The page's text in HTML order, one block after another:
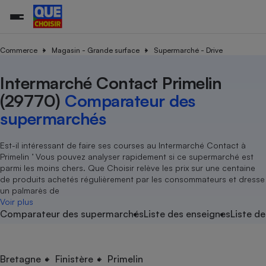
Commerce Magasin - Grande surface Supermarché - Drive
Intermarché Contact Primelin
(29770) Comparateur des
supermarchés
Est-il intéressant de faire ses courses au Intermarché Contact à
Primelin ’ Vous pouvez analyser rapidement si ce supermarché est
parmi les moins chers. Que Choisir relève les prix sur une centaine
de produits achetés régulièrement par les consommateurs et dresse
un palmarès de
Voir plus
Comparateur des supermarchésListe des enseignesListe
Bretagne Finistère Primelin
Additifs
Agriculture
Achat - Vente - Location
Magasin - Grande surface
Marketing - Fidélisation
Organismes de défense
Système judiciaire
Air
Eau
Achat - Vente - Travaux
Location
Sport
Vacances - Tourisme
électrique
Démarche administrative
Senior
Service marchand
Train
Transport aérien
Toutes les actualités
Enquêtes
Guides d'achat
Conseils
Brèves
Tous les services
Soumettre un litige
Lettres types
Rencontrer une association locale
Tous nos combats
Nos actions
Nos grandes victoires
Les billets de la présidente
Nos associations locales
Nous rejoindre
En savoir plus sur Que Choisir Ensemble
nous ?
L’association
Nos missions
Notre méthodologie
Notre financement
Nos partenaires
Nous rejoindre